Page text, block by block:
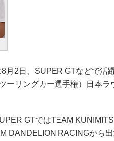
月2日、SUPER GTなどで活
ーリングカー選手権）日本ラ
GTではTEAM
DANDELION RACINGから